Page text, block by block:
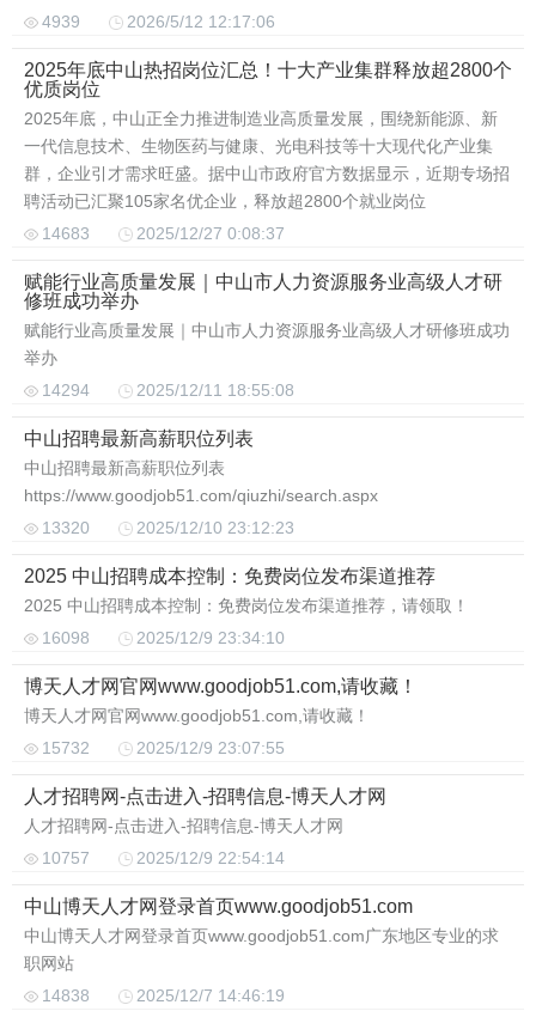
4939
2026/5/12 12:17:06
2025年底中山热招岗位汇总！十大产业集群释放超2800个
优质岗位
2025年底，中山正全力推进制造业高质量发展，围绕新能源、新
一代信息技术、生物医药与健康、光电科技等十大现代化产业集
群，企业引才需求旺盛。据中山市政府官方数据显示，近期专场招
聘活动已汇聚105家名优企业，释放超2800个就业岗位
14683
2025/12/27 0:08:37
赋能行业高质量发展｜中山市人力资源服务业高级人才研
修班成功举办
赋能行业高质量发展｜中山市人力资源服务业高级人才研修班成功
举办
14294
2025/12/11 18:55:08
中山招聘最新高薪职位列表
中山招聘最新高薪职位列表
https://www.goodjob51.com/qiuzhi/search.aspx
13320
2025/12/10 23:12:23
2025 中山招聘成本控制：免费岗位发布渠道推荐
2025 中山招聘成本控制：免费岗位发布渠道推荐，请领取！
16098
2025/12/9 23:34:10
博天人才网官网www.goodjob51.com,请收藏！
博天人才网官网www.goodjob51.com,请收藏！
15732
2025/12/9 23:07:55
人才招聘网-点击进入-招聘信息-博天人才网
人才招聘网-点击进入-招聘信息-博天人才网
10757
2025/12/9 22:54:14
中山博天人才网登录首页www.goodjob51.com
中山博天人才网登录首页www.goodjob51.com广东地区专业的求
职网站
14838
2025/12/7 14:46:19